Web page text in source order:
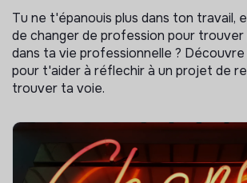
Tu ne t'épanouis plus dans ton travail,
de changer de profession pour trouver
dans ta vie professionnelle ?
pour t'aider à réflechir à un projet de
trouver ta voie.